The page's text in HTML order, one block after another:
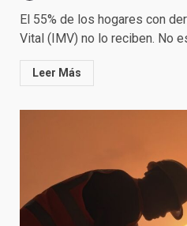
El 55% de los hogares con
Vital (IMV) no lo reciben. No
Leer Más